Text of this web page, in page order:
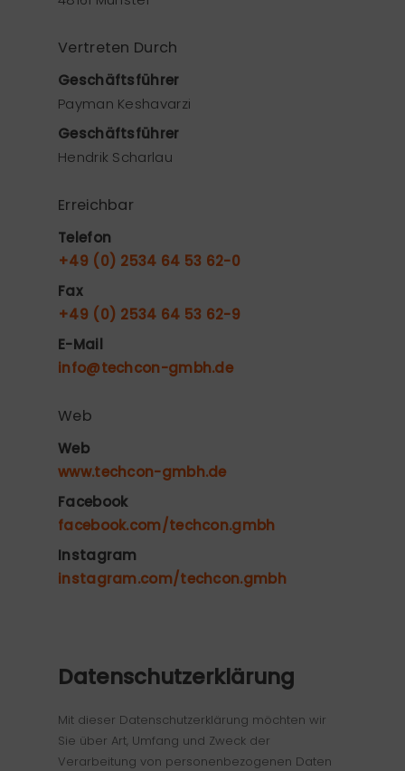
Vertreten Durch
Geschäftsführer
Payman Keshavarzi
Geschäftsführer
Hendrik Scharlau
Erreichbar
Telefon
+49 (0) 2534 64 53 62-0
Fax
+49 (0) 2534 64 53 62-9
E-Mail
info@techcon-gmbh.de
Web
Web
www.techcon-gmbh.de
Facebook
facebook.com/techcon.gmbh
Instagram
instagram.com/techcon.gmbh
Datenschutzerklärung
Mit dieser Datenschutzerklärung möchten wir
Sie über Art, Umfang und Zweck der
Verarbeitung von personenbezogenen Daten